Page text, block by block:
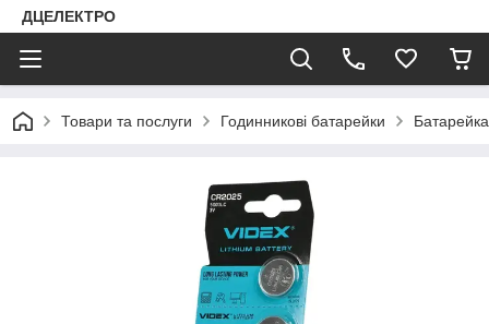
ДЦЕЛЕКТРО
Товари та послуги Годинникові батарейки